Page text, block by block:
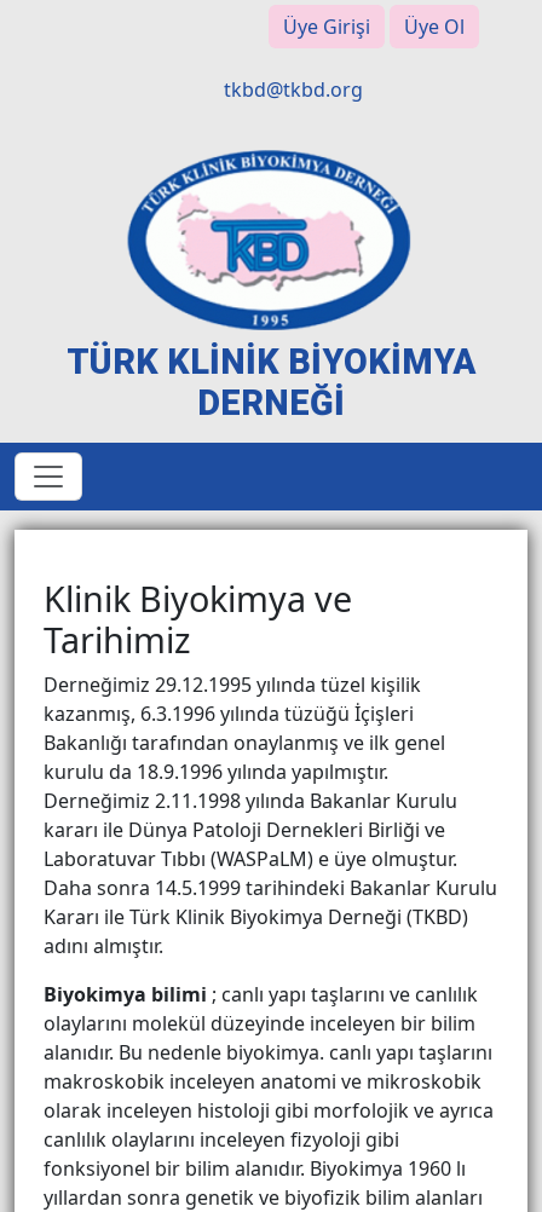
Üye Girişi Üye Ol
tkbd@tkbd.org
TÜRK KLİNİK BİYOKİMYA
DERNEĞİ
Klinik Biyokimya ve
Tarihimiz
Derneğimiz 29.12.1995 yılında tüzel kişilik
kazanmış, 6.3.1996 yılında tüzüğü İçişleri
Bakanlığı tarafından onaylanmış ve ilk genel
kurulu da 18.9.1996 yılında yapılmıştır.
Derneğimiz 2.11.1998 yılında Bakanlar Kurulu
kararı ile Dünya Patoloji Dernekleri Birliği ve
Laboratuvar Tıbbı (WASPaLM) e üye olmuştur.
Daha sonra 14.5.1999 tarihindeki Bakanlar Kurulu
Kararı ile Türk Klinik Biyokimya Derneği (TKBD)
adını almıştır.
Biyokimya bilimi ; canlı yapı taşlarını ve canlılık
olaylarını molekül düzeyinde inceleyen bir bilim
alanıdır. Bu nedenle biyokimya. canlı yapı taşlarını
makroskobik inceleyen anatomi ve mikroskobik
olarak inceleyen histoloji gibi morfolojik ve ayrıca
canlılık olaylarını inceleyen fizyoloji gibi
fonksiyonel bir bilim alanıdır. Biyokimya 1960 lı
yıllardan sonra genetik ve biyofizik bilim alanları